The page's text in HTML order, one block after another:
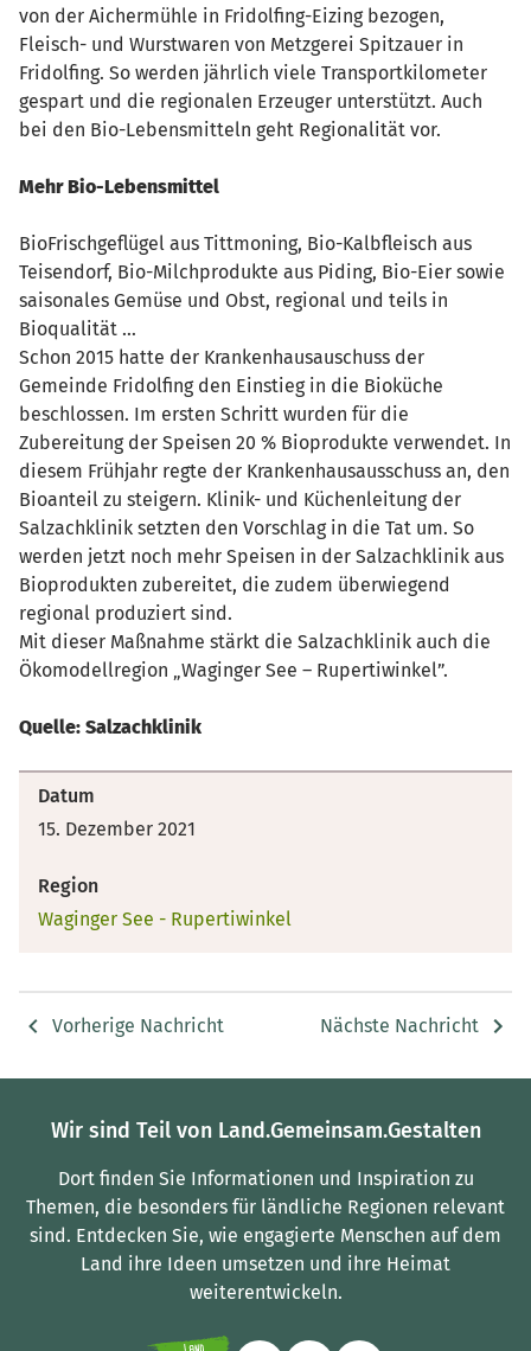
von der Aichermühle in Fridolfing-Eizing bezogen,
Fleisch- und Wurstwaren von Metzgerei Spitzauer in
Fridolfing. So werden jährlich viele Transportkilometer
gespart und die regionalen Erzeuger unterstützt. Auch
bei den Bio-Lebensmitteln geht Regionalität vor.
Mehr Bio-Lebensmittel
Bio­Frischgeflügel aus Tittmoning, Bio-Kalbfleisch aus
Teisendorf, Bio-Milchprodukte aus Piding, Bio-Eier sowie
saisonales Gemüse und Obst, regional und teils in
Bioqualität …
Schon 2015 hatte der Krankenhausauschuss der
Gemeinde Fridolfing den Einstieg in die Bioküche
beschlossen. Im ersten Schritt wurden für die
Zubereitung der Speisen 20 % Bioprodukte verwendet. In
diesem Frühjahr regte der Krankenhausausschuss an, den
Bioanteil zu steigern. Klinik- und Küchenleitung der
Salzachklinik setzten den Vorschlag in die Tat um. So
werden jetzt noch mehr Speisen in der Salzachklinik aus
Bioprodukten zubereitet, die zudem überwiegend
regional produziert sind.
Mit dieser Maßnahme stärkt die Salzachklinik auch die
Ökomodellregion „Waginger See – Rupertiwinkel”.
Quelle: Salzachklinik
Datum
15. Dezember 2021
Region
Waginger See - Rupertiwinkel
Vorherige Nachricht Nächste Nachricht
Wir sind Teil von Land.Gemeinsam.Gestalten
Dort finden Sie Informationen und Inspiration zu
Themen, die besonders für ländliche Regionen relevant
sind. Entdecken Sie, wie engagierte Menschen auf dem
Land ihre Ideen umsetzen und ihre Heimat
weiterentwickeln.